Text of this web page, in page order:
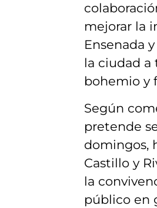
mejorar la
Ensenada
la ciudad a
bohemio y
Según
pretende
domingos,
Castillo y
la
público en